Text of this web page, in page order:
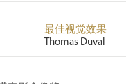
最佳视觉效果
Thomas Duval